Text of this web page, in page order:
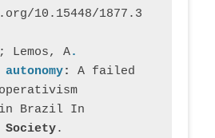
10.15448/1877.3
Lemos, A.
: A failed
Brazil In
Society.